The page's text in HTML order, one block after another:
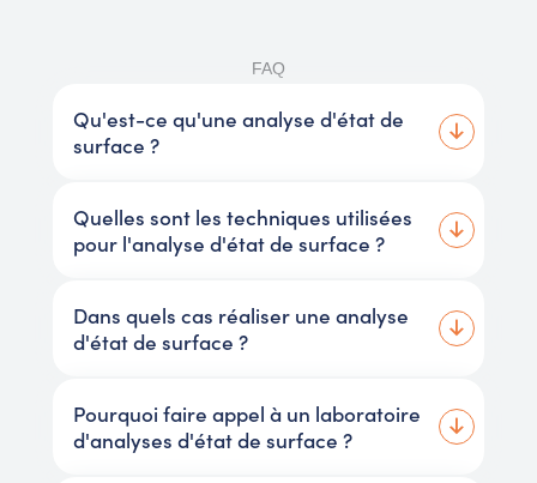
FAQ
Qu'est-ce qu'une analyse d'état de
surface ?
Quelles sont les techniques utilisées
pour l'analyse d'état de surface ?
Dans quels cas réaliser une analyse
d'état de surface ?
Pourquoi faire appel à un laboratoire
d'analyses d'état de surface ?